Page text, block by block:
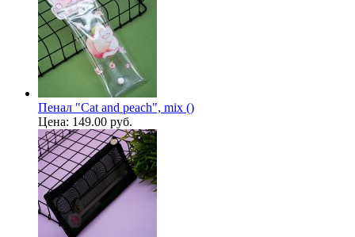
Пенал "Cat and peach", mix ()
Цена: 149.00 руб.